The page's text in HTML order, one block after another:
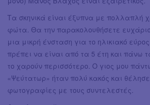
Τα σκηνικά είναι έξυπνα με πολλαπλή
φώτα. Θα την παρακολουθήσετε
μια μικρή ένσταση για το ηλικιακό
πρέπει να είναι από τα 5 έτη και πάνω
το χαρούν περισσότερο. Ο γιος μου
«Ψεύτατωρ» ήταν πολύ κακός και
φωτογραφίες με τους συντελεστές.